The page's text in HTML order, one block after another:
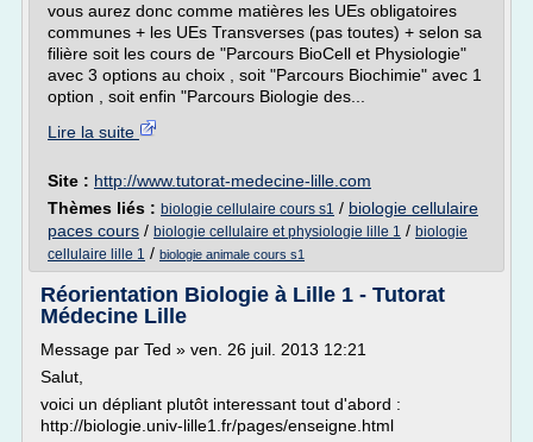
vous aurez donc comme matières les UEs obligatoires
communes + les UEs Transverses (pas toutes) + selon sa
filière soit les cours de "Parcours BioCell et Physiologie"
avec 3 options au choix , soit "Parcours Biochimie" avec 1
option , soit enfin "Parcours Biologie des...
Lire la suite
Site : http://www.tutorat-medecine-lille.com
Thèmes liés : biologie cellulaire cours s1 / biologie cellulaire
paces cours / biologie cellulaire et physiologie lille 1 / biologie
cellulaire lille 1 / biologie animale cours s1
Réorientation Biologie à Lille 1 - Tutorat
Médecine Lille
Message par Ted » ven. 26 juil. 2013 12:21
Salut,
voici un dépliant plutôt interessant tout d'abord :
http://biologie.univ-lille1.fr/pages/enseigne.html